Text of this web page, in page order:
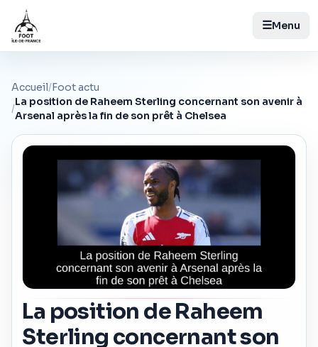
☰Menu
Accueil/Foot actu
/
La position de Raheem Sterling concernant son avenir à
Arsenal après la fin de son prêt à Chelsea
La position de Raheem
Sterling concernant son